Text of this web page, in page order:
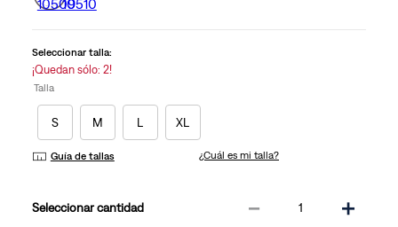
Seleccionar talla:
¡Quedan sólo: 2!
Talla
S M L XL
Guía de tallas ¿Cuál es mi talla?
cantidad ＋
－